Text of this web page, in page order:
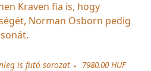
Kraven fia is, hogy
Norman Osborn pedig
is futó sorozat 7980.00 HUF